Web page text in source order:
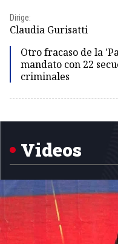
Dirige:
Claudia Gurisatti
Otro fracaso de la
mandato con 22
criminales
Videos